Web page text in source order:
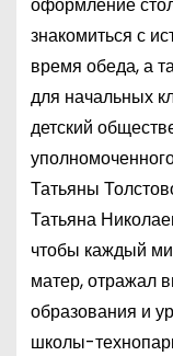
знакомиться с
время обеда, а
для начальных
детский
Татьяны
Татьяна
чтобы каждый
матер, отражал
образования и
школы-